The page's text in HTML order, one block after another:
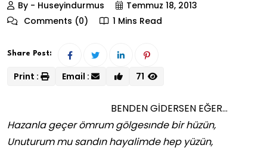
By - Huseyindurmus
Temmuz 18, 2013
Comments (0)
1 Mins Read
Share Post:
Print : Email : 71
BENDEN GİDERSEN EĞER…
Hazanla geçer ömrum gölgesınde bir hüzün,
Unuturum mu sandın hayalimde hep yüzün,